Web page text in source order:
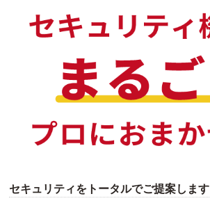
セキュリティをトータルでご提案します